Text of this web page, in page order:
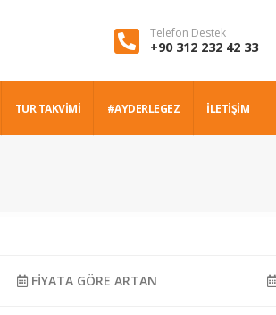
Telefon Destek
+90 312 232 42 33
TUR TAKVİMİ #AYDERLEGEZ İLETİŞİM
FİYATA GÖRE ARTAN